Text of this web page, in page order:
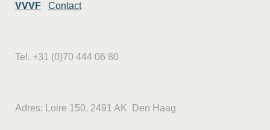
VVVF Contact
Tel. +31 (0)70 444 06 80
Adres: Loire 150, 2491 AK Den Haag